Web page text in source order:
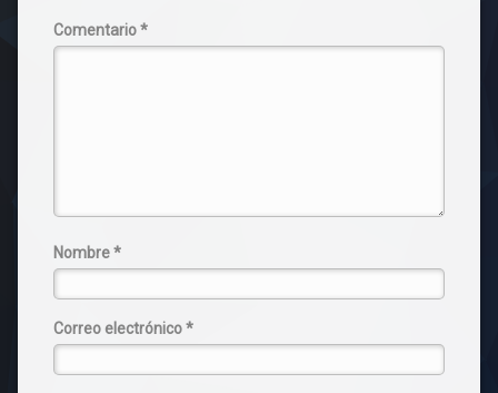
Comentario*
Nombre*
Correo electrónico*